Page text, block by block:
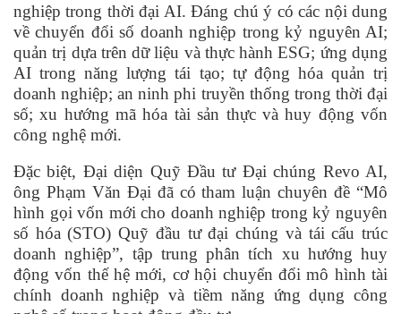
nghiệp trong thời đại AI. Đáng chú ý có các nội dung
về chuyển đổi số doanh nghiệp trong kỷ nguyên AI;
quản trị dựa trên dữ liệu và thực hành ESG; ứng dụng
AI trong năng lượng tái tạo; tự động hóa quản trị
doanh nghiệp; an ninh phi truyền thống trong thời đại
số; xu hướng mã hóa tài sản thực và huy động vốn
công nghệ mới.
Đặc biệt, Đại diện Quỹ Đầu tư Đại chúng Revo AI,
ông Phạm Văn Đại đã có tham luận chuyên đề “Mô
hình gọi vốn mới cho doanh nghiệp trong kỷ nguyên
số hóa (STO) Quỹ đầu tư đại chúng và tái cấu trúc
doanh nghiệp”, tập trung phân tích xu hướng huy
động vốn thế hệ mới, cơ hội chuyển đổi mô hình tài
chính doanh nghiệp và tiềm năng ứng dụng công